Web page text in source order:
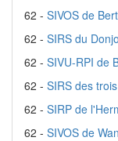
62 - SIVOS de
62 - SIRS du
62 - SIVU-RPI de
62 - SIRS des
62 - SIRP de
62 - SIVOS de